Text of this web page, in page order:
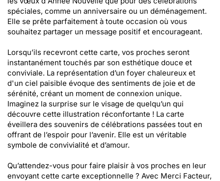
spéciales, comme un anniversaire ou un déménagement.
Elle se prête parfaitement à toute occasion où vous
souhaitez partager un message positif et encourageant.
Lorsqu’ils recevront cette carte, vos proches seront
instantanément touchés par son esthétique douce et
conviviale. La représentation d’un foyer chaleureux et
d'un ciel paisible évoque des sentiments de joie et de
sérénité, créant un moment de connexion unique.
Imaginez la surprise sur le visage de quelqu’un qui
découvre cette illustration réconfortante ! La carte
éveillera des souvenirs de célébrations passées tout en
offrant de l’espoir pour l’avenir. Elle est un véritable
symbole de convivialité et d’amour.
Qu’attendez-vous pour faire plaisir à vos proches en leur
envoyant cette carte exceptionnelle ? Avec Merci Facteur,